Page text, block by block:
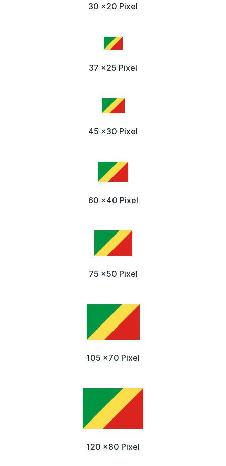
30 x20 Pixel
37 x25 Pixel
45 x30 Pixel
60 x40 Pixel
75 x50 Pixel
105 x70 Pixel
120 x80 Pixel